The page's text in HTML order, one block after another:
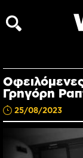
Γρηγόρη
25/08/2023